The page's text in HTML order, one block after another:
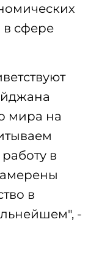
в сфере
мира на
в
в
-